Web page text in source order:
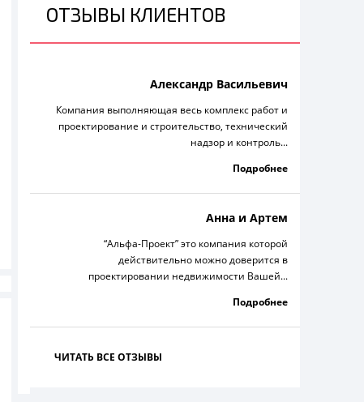
ОТЗЫВЫ КЛИЕНТОВ
Александр Васильевич
Компания выполняющая весь комплекс работ и
проектирование и строительство, технический
надзор и контроль...
Подробнее
Анна и Артем
“Альфа-Проект” это компания которой
действительно можно доверится в
проектировании недвижимости Вашей...
Подробнее
ЧИТАТЬ ВСЕ ОТЗЫВЫ